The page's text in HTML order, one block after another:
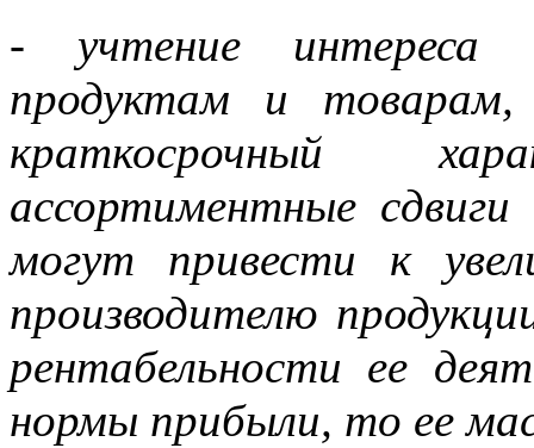
- учтение интереса
продуктам и
краткосрочный
ассортиментные
могут привести к
производителю
рентабельности ее
нормы прибыли, то ее